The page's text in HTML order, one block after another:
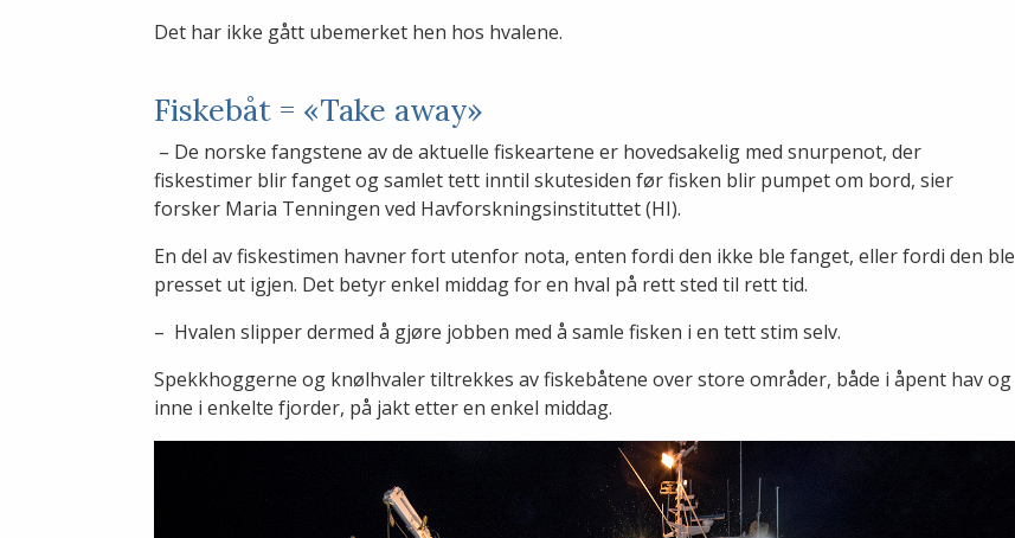
Det har ikke gått ubemerket hen hos hvalene.
Fiskebåt = «Take away»
– De norske fangstene av de aktuelle fiskeartene er hovedsakelig med snurpenot, der
fiskestimer blir fanget og samlet tett inntil skutesiden før fisken blir pumpet om bord, sier
forsker Maria Tenningen ved Havforskningsinstituttet (HI).
En del av fiskestimen havner fort utenfor nota, enten fordi den ikke ble fanget, eller fordi den ble
presset ut igjen. Det betyr enkel middag for en hval på rett sted til rett tid.
– Hvalen slipper dermed å gjøre jobben med å samle fisken i en tett stim selv.
Spekkhoggerne og knølhvaler tiltrekkes av fiskebåtene over store områder, både i åpent hav og
inne i enkelte fjorder, på jakt etter en enkel middag.